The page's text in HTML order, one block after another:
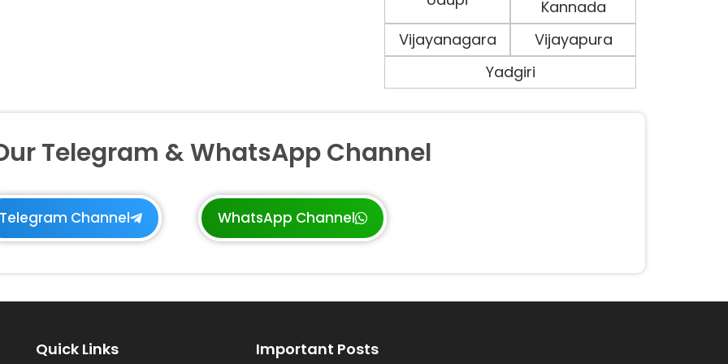
Kannada
Vijayanagara
Vijayapura
Yadgiri
Telegram & WhatsApp Channel
Telegram Channel WhatsApp Channel
Quick Links Important Posts